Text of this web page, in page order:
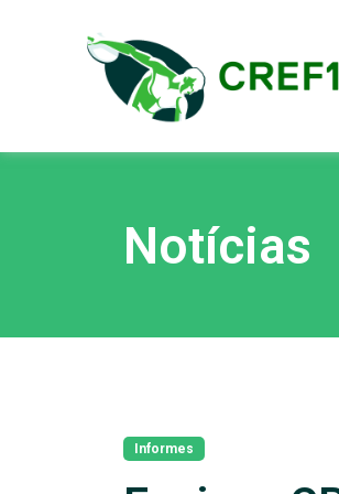
Notícias
Informes